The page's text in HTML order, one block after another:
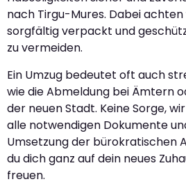
nach Tirgu-Mures. Dabei
sorgfältig verpackt und
zu vermeiden.
Ein Umzug bedeutet oft auch
wie die Abmeldung bei Ämtern
der neuen Stadt. Keine Sorge,
alle notwendigen Dokumente
Umsetzung der bürokratischen
du dich ganz auf dein neues
freuen.